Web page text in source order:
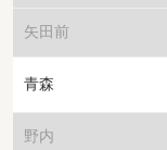
矢田前
青森
野内